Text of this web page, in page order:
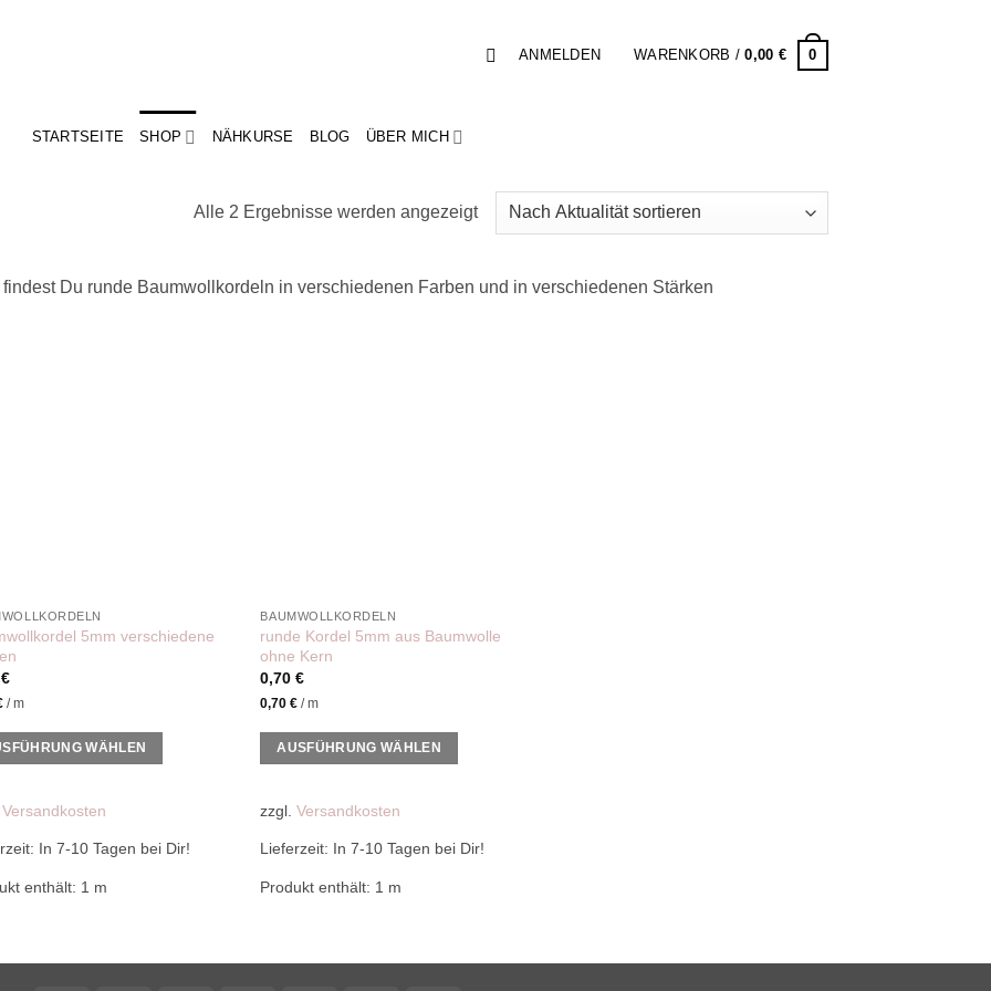
ANMELDEN WARENKORB /0,00 € 0
STARTSEITE SHOP NÄHKURSE BLOG ÜBER MICH
Alle 2 Ergebnisse werden angezeigtNach
Aktualität
findest Du runde Baumwollkordeln in verschiedenen Farben und in verschiedenen Stärken
5mm verschiedene
€
/ m
WÄHLEN
Versandkosten
In 7-10 Tagen bei Dir!
enthält: 1 m
BAUMWOLLKORDELN
runde Kordel 5mm aus Baumwolle
ohne Kern
0,70€
0,70€ /m
AUSFÜHRUNG WÄHLEN
mehrere
zzgl.Versandkosten
Lieferzeit: In 7-10 Tagen bei Dir!
Produkt enthält: 1 m